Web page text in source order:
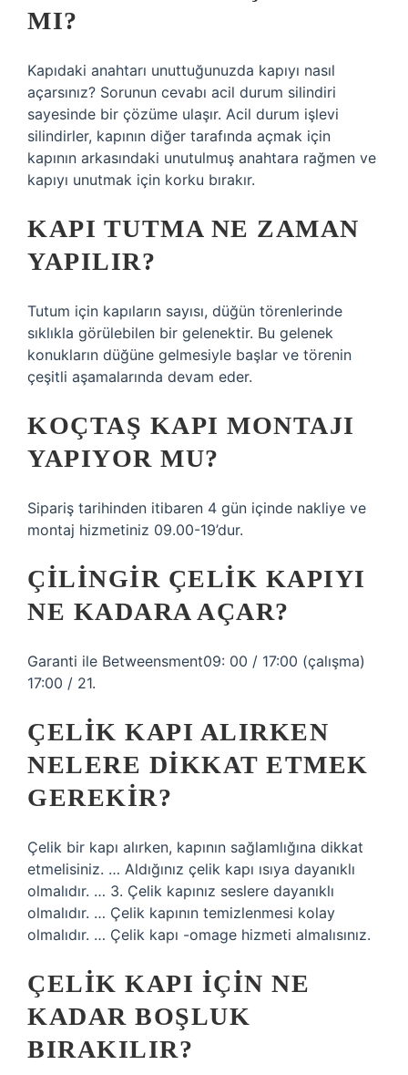
MI?
Kapıdaki anahtarı unuttuğunuzda kapıyı nasıl
açarsınız? Sorunun cevabı acil durum silindiri
sayesinde bir çözüme ulaşır. Acil durum işlevi
silindirler, kapının diğer tarafında açmak için
kapının arkasındaki unutulmuş anahtara rağmen ve
kapıyı unutmak için korku bırakır.
KAPI TUTMA NE ZAMAN
YAPILIR?
Tutum için kapıların sayısı, düğün törenlerinde
sıklıkla görülebilen bir gelenektir. Bu gelenek
konukların düğüne gelmesiyle başlar ve törenin
çeşitli aşamalarında devam eder.
KOÇTAŞ KAPI MONTAJI
YAPIYOR MU?
Sipariş tarihinden itibaren 4 gün içinde nakliye ve
montaj hizmetiniz 09.00-19’dur.
ÇILINGIR ÇELIK KAPIYI
NE KADARA AÇAR?
Garanti ile Betweensment09: 00 / 17:00 (çalışma)
17:00 / 21.
ÇELIK KAPI ALIRKEN
NELERE DIKKAT ETMEK
GEREKIR?
Çelik bir kapı alırken, kapının sağlamlığına dikkat
etmelisiniz. … Aldığınız çelik kapı ısıya dayanıklı
olmalıdır. … 3. Çelik kapınız seslere dayanıklı
olmalıdır. … Çelik kapının temizlenmesi kolay
olmalıdır. … Çelik kapı -omage hizmeti almalısınız.
ÇELIK KAPI IÇIN NE
KADAR BOŞLUK
BIRAKILIR?